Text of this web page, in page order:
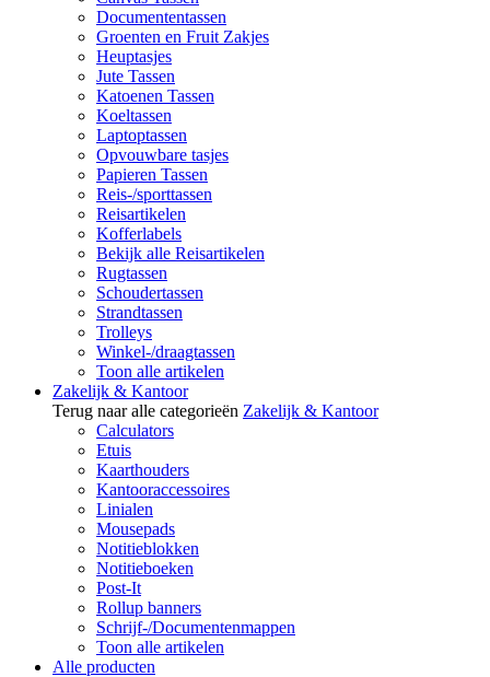
Documententassen
Groenten en Fruit Zakjes
Heuptasjes
Jute Tassen
Katoenen Tassen
Koeltassen
Laptoptassen
Opvouwbare tasjes
Papieren Tassen
Reis-/sporttassen
Reisartikelen
Kofferlabels
Bekijk alle Reisartikelen
Rugtassen
Schoudertassen
Strandtassen
Trolleys
Winkel-/draagtassen
Toon alle artikelen
Zakelijk & Kantoor
Terug naar alle categorieën Zakelijk & Kantoor
Calculators
Etuis
Kaarthouders
Kantooraccessoires
Linialen
Mousepads
Notitieblokken
Notitieboeken
Post-It
Rollup banners
Schrijf-/Documentenmappen
Toon alle artikelen
Alle producten